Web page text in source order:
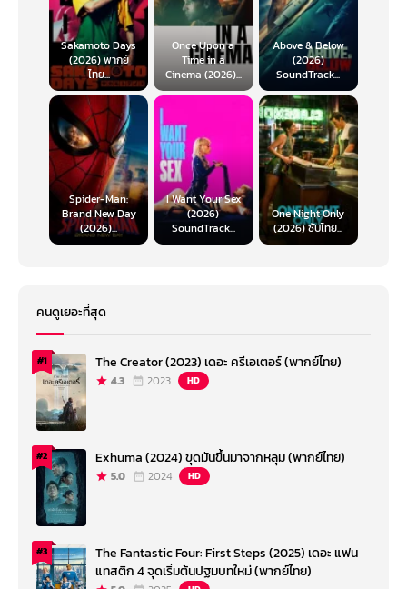
Sakamoto Days
(2026) พากย์
ไทย...
Once Upon a
Time in a
Cinema (2026)...
Above & Below
(2026)
SoundTrack...
Spider-Man:
Brand New Day
(2026)...
I Want Your Sex
(2026)
SoundTrack...
One Night Only
(2026) ซับไทย...
คนดูเยอะที่สุด
#1 The Creator (2023) เดอะ ครีเอเตอร์ (พากย์ไทย)
4.3 2023 HD
#2 Exhuma (2024) ขุดมันขึ้นมาจากหลุม (พากย์ไทย)
5.0 2024 HD
#3
The Fantastic Four: First Steps (2025) เดอะ แฟน
แทสติก 4 จุดเริ่มต้นปฐมบทใหม่ (พากย์ไทย)